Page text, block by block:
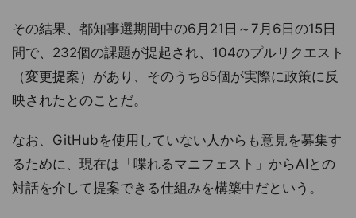
その結果、都知事選期間中の6月21日～7月6日の15日
間で、232個の課題が提起され、104のプルリクエスト
（変更提案）があり、そのうち85個が実際に政策に反
映されたとのことだ。
なお、GitHubを使用していない人からも意見を募集す
るために、現在は「喋れるマニフェスト」からAIとの
対話を介して提案できる仕組みを構築中だという。